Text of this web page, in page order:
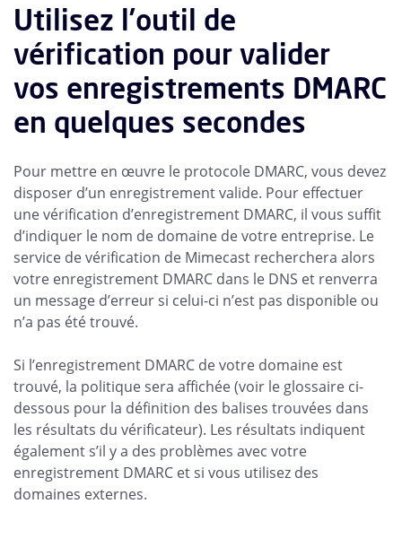
Utilisez l’outil de
vérification pour valider
vos enregistrements DMARC
en quelques secondes
Pour mettre en œuvre le protocole DMARC, vous devez
disposer d’un enregistrement valide. Pour effectuer
une vérification d’enregistrement DMARC, il vous suffit
d’indiquer le nom de domaine de votre entreprise. Le
service de vérification de Mimecast recherchera alors
votre enregistrement DMARC dans le DNS et renverra
un message d’erreur si celui-ci n’est pas disponible ou
n’a pas été trouvé.
Si l’enregistrement DMARC de votre domaine est
trouvé, la politique sera affichée (voir le glossaire ci-
dessous pour la définition des balises trouvées dans
les résultats du vérificateur). Les résultats indiquent
également s’il y a des problèmes avec votre
enregistrement DMARC et si vous utilisez des
domaines externes.